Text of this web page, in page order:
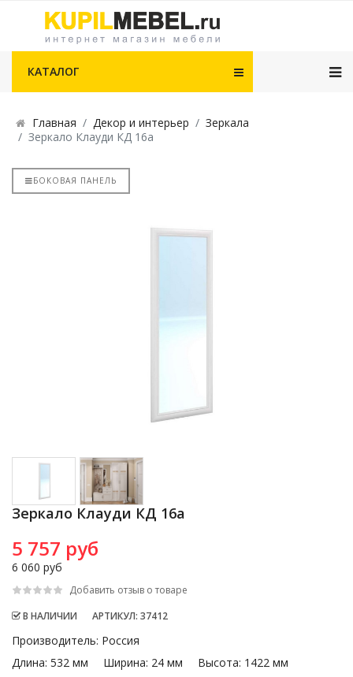
КАТАЛОГ
Главная Декор и интерьер
Зеркала
Зеркало Клауди КД 16а
БОКОВАЯ ПАНЕЛЬ
Зеркало Клауди КД 16а
5 757 руб
6 060 руб
Добавить отзыв о товаре
В НАЛИЧИИ
АРТИКУЛ: 37412
Производитель: Россия
Длина: 532 мм Ширина: 24 мм Высота: 1422 мм